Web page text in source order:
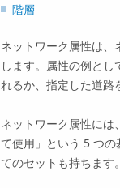
階層
ネットワーク属性は、
します。属性の例と
れるか、指定した道路
ネットワーク属性には
て使用」という 5 つ
てのセットも持ちます